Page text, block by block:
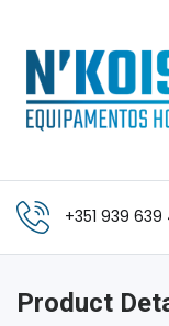
+351 939
Product